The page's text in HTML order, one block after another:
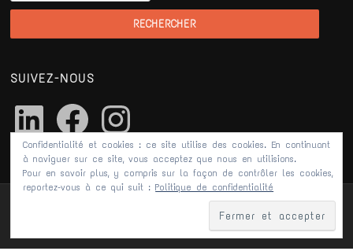
SUIVEZ-NOUS
LinkedIn Facebook Instagram
Politique de confidentialité
Confidentialité et cookies : ce site utilise des cookies. En continuant
à naviguer sur ce site, vous acceptez que nous en utilisions.
Pour en savoir plus, y compris sur la façon de contrôler les cookies,
reportez-vous à ce qui suit :Politique de confidentialité